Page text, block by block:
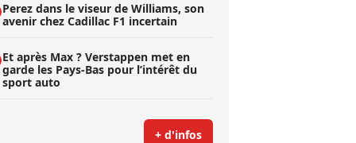
Perez dans le viseur de Williams, son
avenir chez Cadillac F1 incertain
Et après Max ? Verstappen met en
garde les Pays-Bas pour l’intérêt du
sport auto
+ d'infos